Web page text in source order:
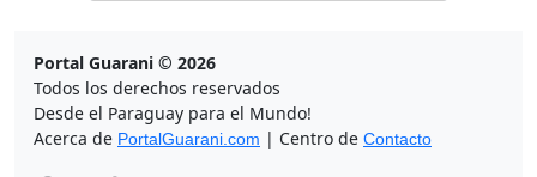
Portal Guarani © 2026
Todos los derechos reservados
Desde el Paraguay para el Mundo!
Acerca de PortalGuarani.com | Centro de Contacto